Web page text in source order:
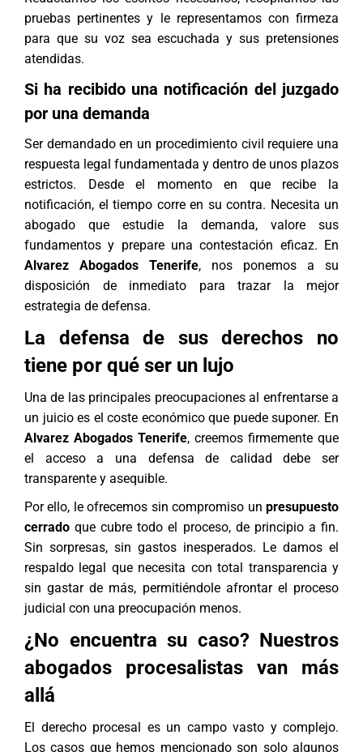
pruebas pertinentes y le representamos con firmeza
para que su voz sea escuchada y sus pretensiones
atendidas.
Si ha recibido una notificación del juzgado
por una demanda
Ser demandado en un procedimiento civil requiere una
respuesta legal fundamentada y dentro de unos plazos
estrictos. Desde el momento en que recibe la
notificación, el tiempo corre en su contra. Necesita un
abogado que estudie la demanda, valore sus
fundamentos y prepare una contestación eficaz. En
Alvarez Abogados Tenerife, nos ponemos a su
disposición de inmediato para trazar la mejor
estrategia de defensa.
La defensa de sus derechos no
tiene por qué ser un lujo
Una de las principales preocupaciones al enfrentarse a
un juicio es el coste económico que puede suponer. En
Alvarez Abogados Tenerife, creemos firmemente que
el acceso a una defensa de calidad debe ser
transparente y asequible.
Por ello, le ofrecemos sin compromiso un presupuesto
cerrado que cubre todo el proceso, de principio a fin.
Sin sorpresas, sin gastos inesperados. Le damos el
respaldo legal que necesita con total transparencia y
sin gastar de más, permitiéndole afrontar el proceso
judicial con una preocupación menos.
¿No encuentra su caso? Nuestros
abogados procesalistas van más
allá
El derecho procesal es un campo vasto y complejo.
Los casos que hemos mencionado son solo algunos